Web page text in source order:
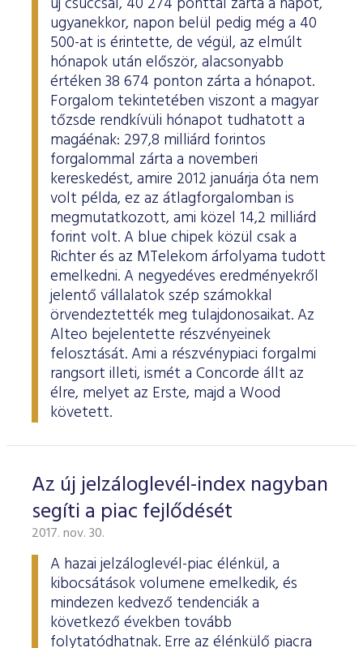
ugyanekkor, napon belül pedig még a 40
500-at is érintette, de végül, az elmúlt
hónapok után először, alacsonyabb
értéken 38 674 ponton zárta a hónapot.
Forgalom tekintetében viszont a magyar
tőzsde rendkívüli hónapot tudhatott a
magáénak: 297,8 milliárd forintos
forgalommal zárta a novemberi
kereskedést, amire 2012 januárja óta nem
volt példa, ez az átlagforgalomban is
megmutatkozott, ami közel 14,2 milliárd
forint volt. A blue chipek közül csak a
Richter és az MTelekom árfolyama tudott
emelkedni. A negyedéves eredményekről
jelentő vállalatok szép számokkal
örvendeztették meg tulajdonosaikat. Az
Alteo bejelentette részvényeinek
felosztását. Ami a részvénypiaci forgalmi
rangsort illeti, ismét a Concorde állt az
élre, melyet az Erste, majd a Wood
követett.
Az új jelzáloglevél-index nagyban
segíti a piac fejlődését
2017. nov. 30.
A hazai jelzáloglevél-piac élénkül, a
kibocsátások volumene emelkedik, és
mindezen kedvező tendenciák a
következő években tovább
folytatódhatnak. Erre az élénkülő piacra